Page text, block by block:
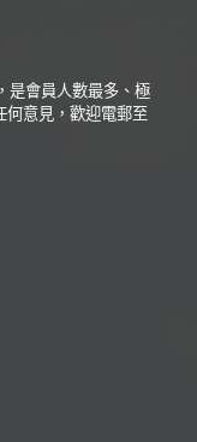
是會員人數最多、極
何意見，歡迎電郵至